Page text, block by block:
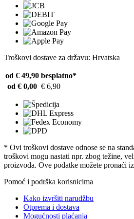
Troškovi dostave za državu: Hrvatska
od € 49,90 besplatno*
od € 0,00 € 6,90
* Ovi troškovi dostave odnose se na
troškovi mogu nastati npr. zbog težine,
proizvoda. Ove podatke možete pronaći
Pomoć i podrška korisnicima
Kako izvršiti narudžbu
Otprema i dostava
Mogućnosti plaćanja